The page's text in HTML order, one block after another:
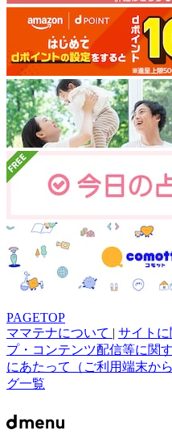
PAGETOP
ママテナについて | サイト
プ・コンテンツ配信等に関
にあたって（ご利用端末か
グ一覧